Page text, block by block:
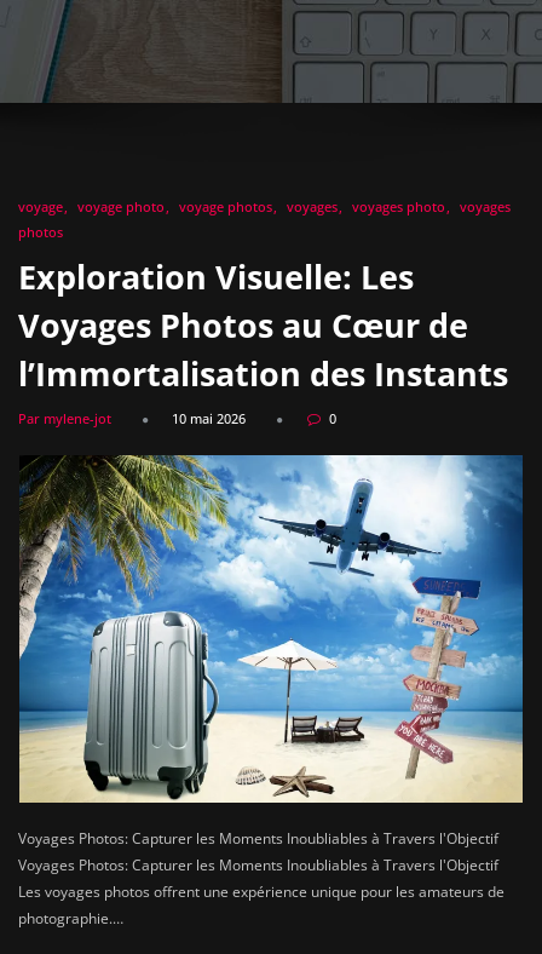
voyage voyage photo voyage photos voyages voyages photo
voyages
photos
Exploration Visuelle: Les
Voyages Photos au Cœur de
l’Immortalisation des Instants
Par mylene-jot 10 mai 2026 0
Voyages Photos: Capturer les Moments Inoubliables à Travers l'Objectif
Voyages Photos: Capturer les Moments Inoubliables à Travers l'Objectif
Les voyages photos offrent une expérience unique pour les amateurs de
photographie.…